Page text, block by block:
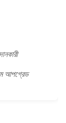
আপগ্রেড